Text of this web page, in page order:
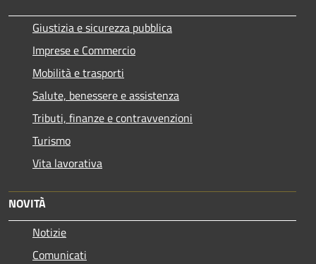
Giustizia e sicurezza pubblica
Imprese e Commercio
Mobilità e trasporti
Salute, benessere e assistenza
Tributi, finanze e contravvenzioni
Turismo
Vita lavorativa
NOVITÀ
Notizie
Comunicati